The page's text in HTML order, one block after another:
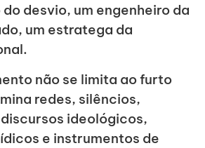
desvio, um engenheiro da
um estratega da
não se limita ao furto
redes, silêncios,
ideológicos,
e instrumentos de